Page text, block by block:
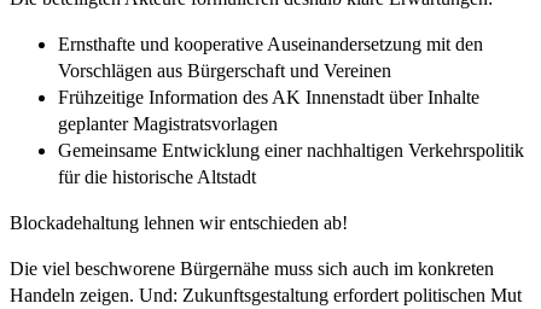
Ernsthafte und kooperative Auseinandersetzung mit den
Vorschlägen aus Bürgerschaft und Vereinen
Frühzeitige Information des AK Innenstadt über Inhalte
geplanter Magistratsvorlagen
Gemeinsame Entwicklung einer nachhaltigen Verkehrspolitik
für die historische Altstadt
Blockadehaltung lehnen wir entschieden ab!
Die viel beschworene Bürgernähe muss sich auch im konkreten
Handeln zeigen. Und: Zukunftsgestaltung erfordert politischen Mut